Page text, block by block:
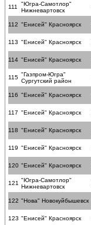
111
"Югра-Самотлор"
Нижневартовск
112 "Енисей" Красноярск
113 "Енисей" Красноярск
114 "Енисей" Красноярск
115 "Газпром-Югра"
Сургутский район
116 "Енисей" Красноярск
117 "Енисей" Красноярск
118 "Енисей" Красноярск
119 "Енисей" Красноярск
120 "Енисей" Красноярск
121 "Югра-Самотлор"
Нижневартовск
122 "Нова" Новокуйбышевск
123 "Енисей" Красноярск